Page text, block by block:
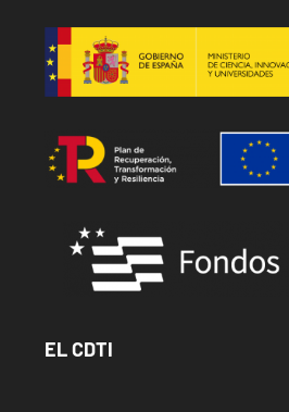
Image
Image
Menu Footer Cdti
EL CDTI